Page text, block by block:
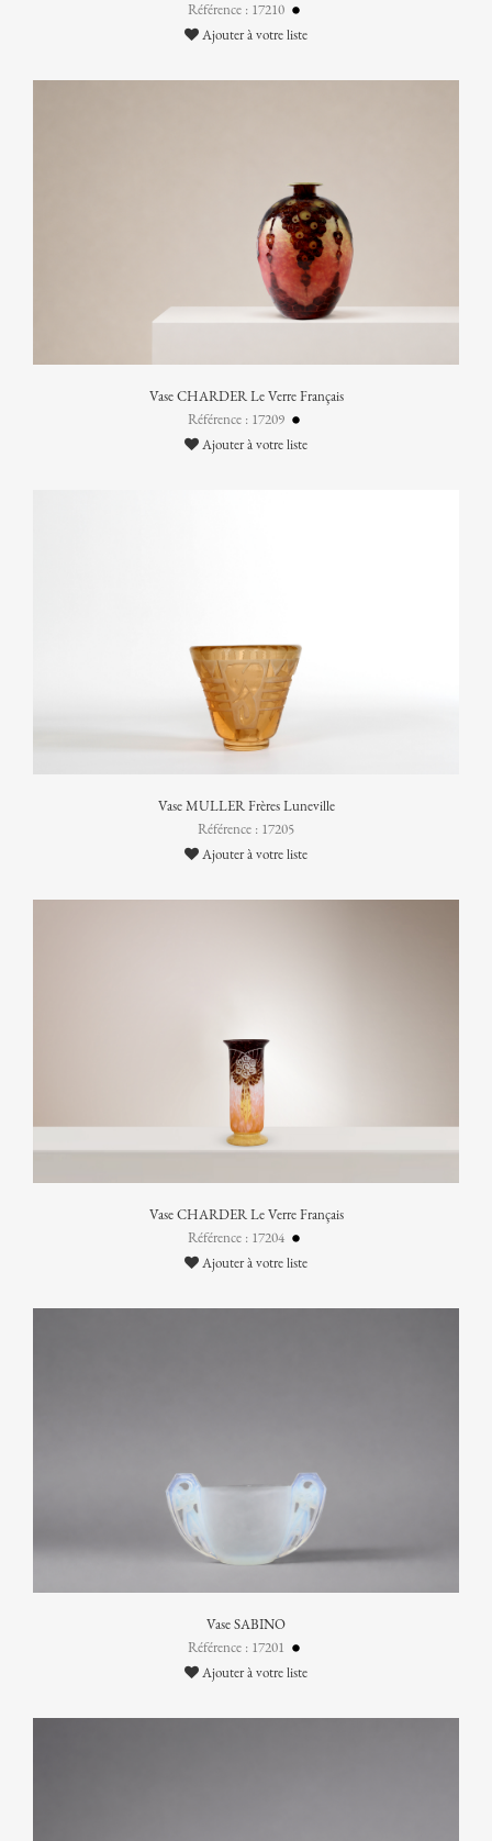
Référence : 17210
Ajouter à votre liste
Vase CHARDER Le Verre Français
Référence : 17209
Ajouter à votre liste
Vase MULLER Frères Luneville
Référence : 17205
Ajouter à votre liste
Vase CHARDER Le Verre Français
Référence : 17204
Ajouter à votre liste
Vase SABINO
Référence : 17201
Ajouter à votre liste